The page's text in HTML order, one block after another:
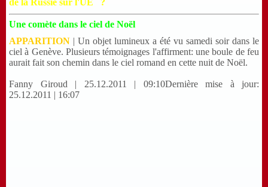
de la Russie sur l'UE ?
Une comète dans le ciel de Noël
APPARITION | Un objet lumineux a été vu samedi soir dans le
ciel à Genève. Plusieurs témoignages l'affirment: une boule de feu
aurait fait son chemin dans le ciel romand en cette nuit de Noël.
Fanny Giroud | 25.12.2011 | 09:10Dernière mise à jour:
25.12.2011 | 16:07